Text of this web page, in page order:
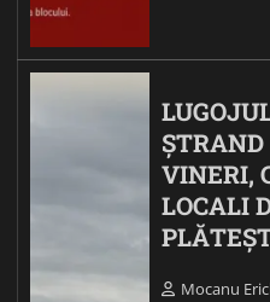
ȘTRAND
VINERI,
LOCALI
Mocanu